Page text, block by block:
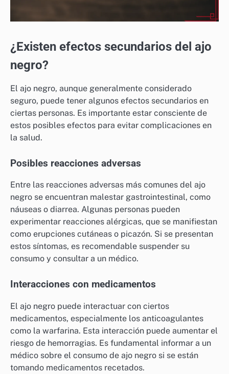
¿Existen efectos secundarios del ajo
negro?
El ajo negro, aunque generalmente considerado
seguro, puede tener algunos efectos secundarios en
ciertas personas. Es importante estar consciente de
estos posibles efectos para evitar complicaciones en
la salud.
Posibles reacciones adversas
Entre las reacciones adversas más comunes del ajo
negro se encuentran malestar gastrointestinal, como
náuseas o diarrea. Algunas personas pueden
experimentar reacciones alérgicas, que se manifiestan
como erupciones cutáneas o picazón. Si se presentan
estos síntomas, es recomendable suspender su
consumo y consultar a un médico.
Interacciones con medicamentos
El ajo negro puede interactuar con ciertos
medicamentos, especialmente los anticoagulantes
como la warfarina. Esta interacción puede aumentar el
riesgo de hemorragias. Es fundamental informar a un
médico sobre el consumo de ajo negro si se están
tomando medicamentos recetados.